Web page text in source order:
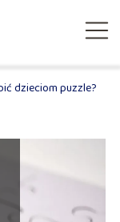
dzieciom puzzle?